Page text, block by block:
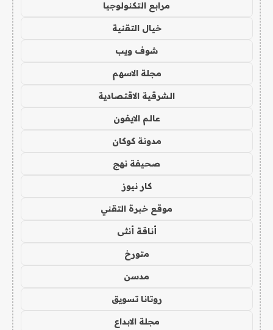
مرابع التكنولوجيا
خيال التقنية
شوف ويب
مجلة الاسهم
الشرقية الاقتصادية
عالم الايفون
مدونة كوكان
صحيفة نهج
كار نيوز
موقع خبرة التقني
أناقة أنثى
متورخ
مدسن
روتانا تسويق
مجلة الابداع